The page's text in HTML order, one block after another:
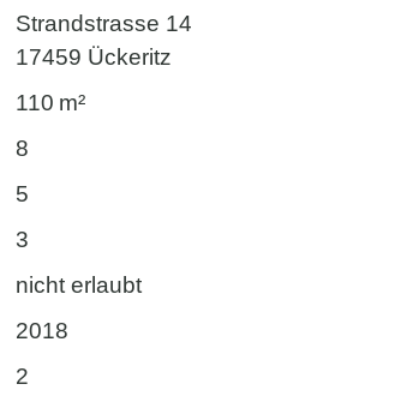
Strandstrasse 14
17459 Ückeritz
110 m²
8
5
3
nicht erlaubt
2018
2